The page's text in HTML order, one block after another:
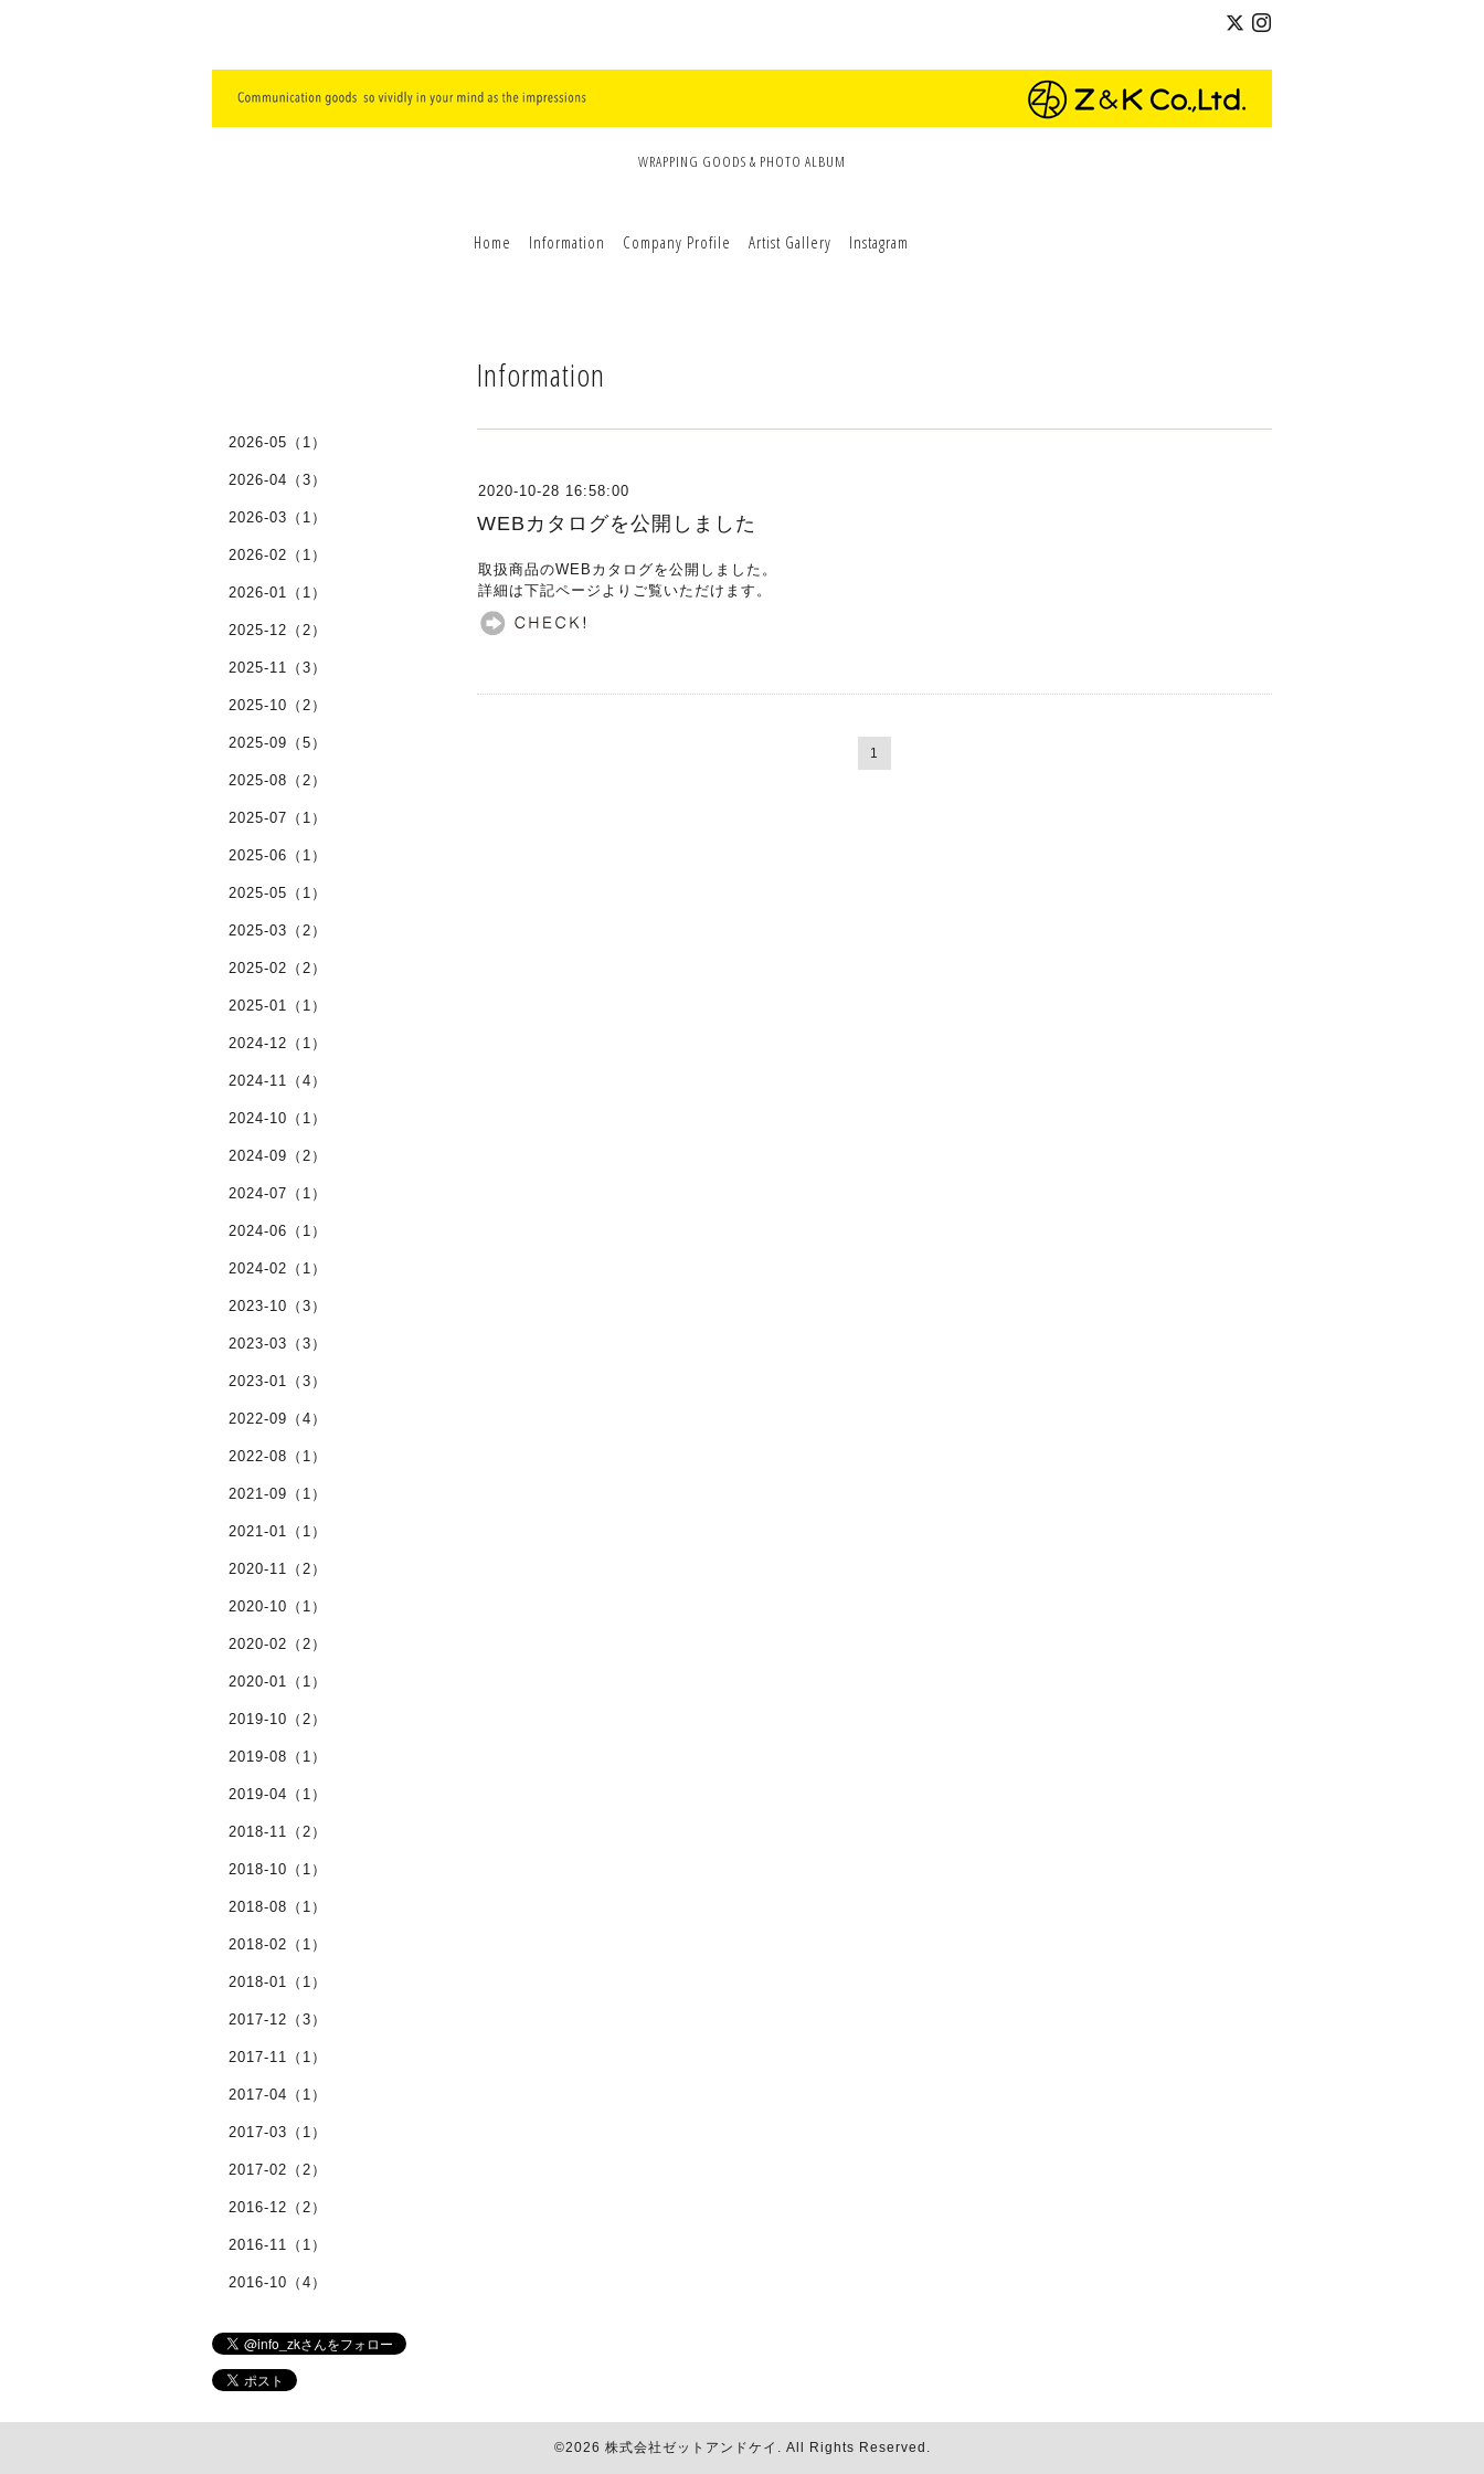
WRAPPING GOODS & PHOTO ALBUM
Home Information Company Profile Artist Gallery Instagram
Information
2020-10-28 16:58:00
WEBカタログを公開しました
取扱商品のWEBカタログを公開しました。
詳細は下記ページよりご覧いただけます。
1
2026-05（1）
2026-04（3）
2026-03（1）
2026-02（1）
2026-01（1）
2025-12（2）
2025-11（3）
2025-10（2）
2025-09（5）
2025-08（2）
2025-07（1）
2025-06（1）
2025-05（1）
2025-03（2）
2025-02（2）
2025-01（1）
2024-12（1）
2024-11（4）
2024-10（1）
2024-09（2）
2024-07（1）
2024-06（1）
2024-02（1）
2023-10（3）
2023-03（3）
2023-01（3）
2022-09（4）
2022-08（1）
2021-09（1）
2021-01（1）
2020-11（2）
2020-10（1）
2020-02（2）
2020-01（1）
2019-10（2）
2019-08（1）
2019-04（1）
2018-11（2）
2018-10（1）
2018-08（1）
2018-02（1）
2018-01（1）
2017-12（3）
2017-11（1）
2017-04（1）
2017-03（1）
2017-02（2）
2016-12（2）
2016-11（1）
2016-10（4）
©2026 株式会社ゼットアンドケイ . All Rights Reserved.